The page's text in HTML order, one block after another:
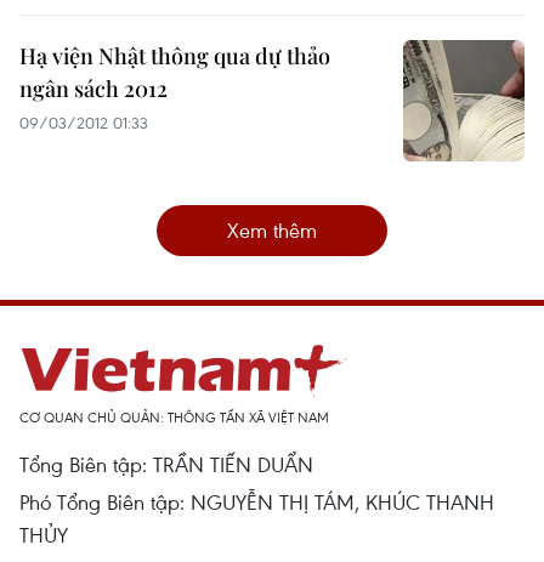
Hạ viện Nhật thông qua dự thảo
ngân sách 2012
09/03/2012 01:33
Xem thêm
CƠ QUAN CHỦ QUẢN: THÔNG TẤN XÃ VIỆT NAM
Tổng Biên tập: TRẦN TIẾN DUẨN
Phó Tổng Biên tập: NGUYỄN THỊ TÁM, KHÚC THANH
THỦY